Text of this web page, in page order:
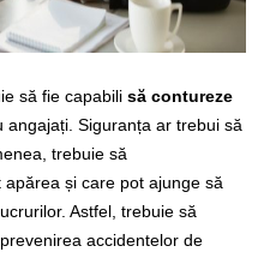
să fie capabili să contureze
angajați. Siguranța ar trebui să
trebuie să
apărea și care pot ajunge să
Astfel, trebuie să
accidentelor de